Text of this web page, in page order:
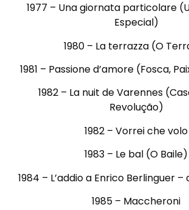
1977 – Una giornata particolare
Especial)
1980 – La terrazza (O
1981 – Passione d’amore (Fosca,
1982 – La nuit de Varennes
Revolução)
1982 – Vorrei che volo
1983 – Le bal (O Baile)
1984 – L’addio a Enrico Berlinguer
1985 – Maccheroni